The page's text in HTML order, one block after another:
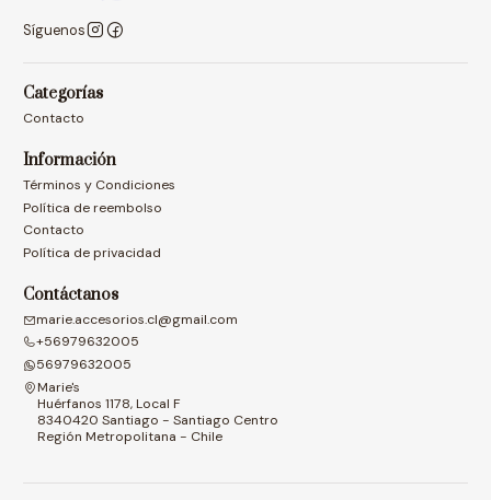
Síguenos
Categorías
Contacto
Información
Términos y Condiciones
Política de reembolso
Contacto
Política de privacidad
Contáctanos
marie.accesorios.cl@gmail.com
+56979632005
56979632005
Marie's
Huérfanos 1178, Local F
8340420 Santiago - Santiago Centro
Región Metropolitana - Chile